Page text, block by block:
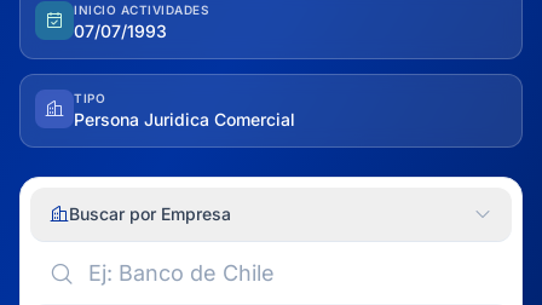
INICIO ACTIVIDADES
07/07/1993
TIPO
Persona Juridica Comercial
Buscar por Empresa